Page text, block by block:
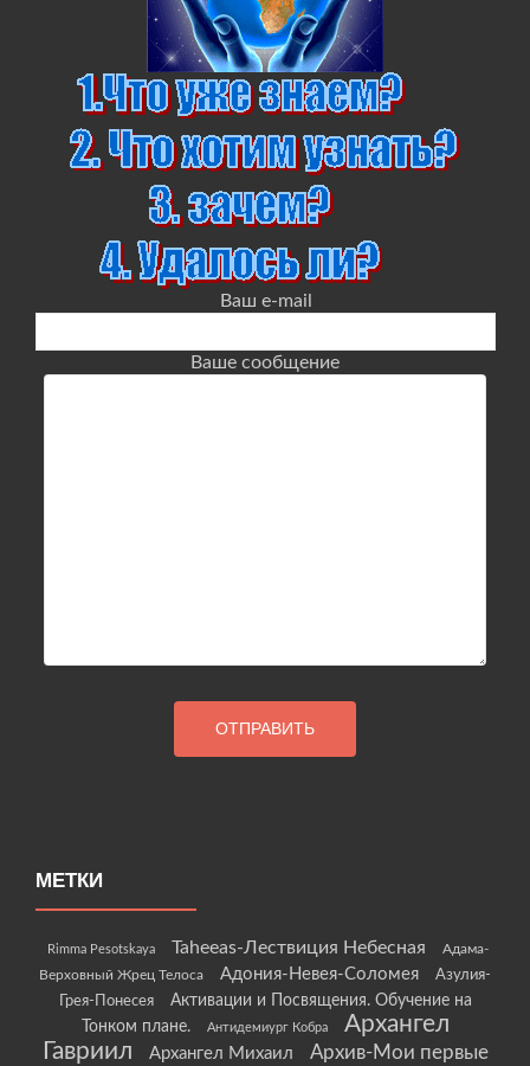
Ваш e-mail
Ваше сообщение
МЕТКИ
Rimma Pesotskaya Taheeas-Лествиция Небесная
Адама-
Верховный Жрец Телоса
Адония-Невея-Соломея
Азулия-
Грея-Понесея
Активации и Посвящения. Обучение на
Тонком плане.
Антидемиург Кобра
Архангел
Гавриил
Архангел Михаил
Архив-Мои первые